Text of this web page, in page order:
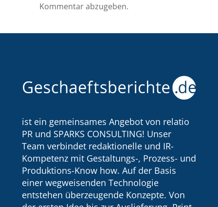
Kommentar abzugeben.
ist ein gemeinsames Angebot von relatio
PR und SPARKS CONSULTING! Unser
Team verbindet redaktionelle und IR-
Kompetenz mit Gestaltungs-, Prozess- und
Produktions-Know how. Auf der Basis
einer wegweisenden Technologie
entstehen überzeugende Konzepte. Von